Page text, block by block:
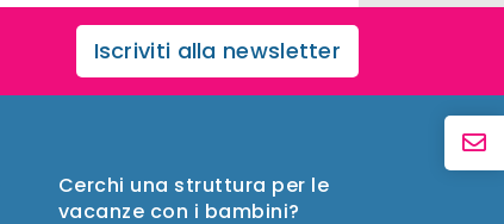
Iscriviti alla newsletter
Cerchi una struttura per le
vacanze con i bambini?